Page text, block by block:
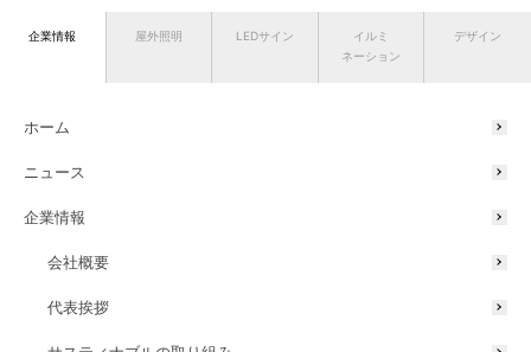
企業情報 屋外照明 LEDサイン
イルミ
ネーション
デザイン
ホーム
ニュース
企業情報
会社概要
代表挨拶